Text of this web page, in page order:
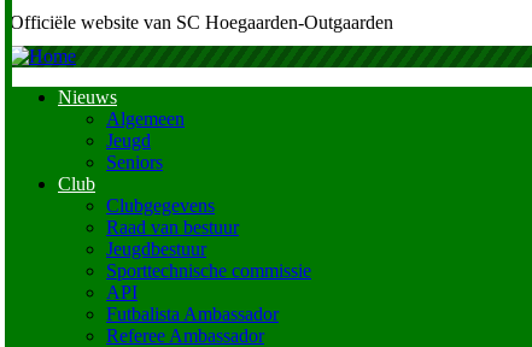
Officiële website van SC Hoegaarden-Outgaarden
navigation
Nieuws
Algemeen
Jeugd
Seniors
Club
Clubgegevens
Raad van bestuur
Jeugdbestuur
Sporttechnische commissie
API
Futbalista Ambassador
Referee Ambassador